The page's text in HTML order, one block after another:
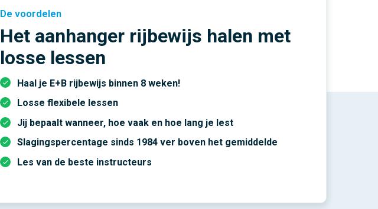
De voordelen
Het aanhanger rijbewijs halen met
losse lessen
Haal je E+B rijbewijs binnen 8 weken!
Losse flexibele lessen
Jij bepaalt wanneer, hoe vaak en hoe lang je lest
Slagingspercentage sinds 1984 ver boven het gemiddelde
Les van de beste instructeurs